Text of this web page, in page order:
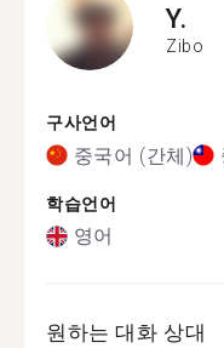
Y.
Zibo
구사언어
중국어 (간체)
학습언어
영어
원하는 대화 상대